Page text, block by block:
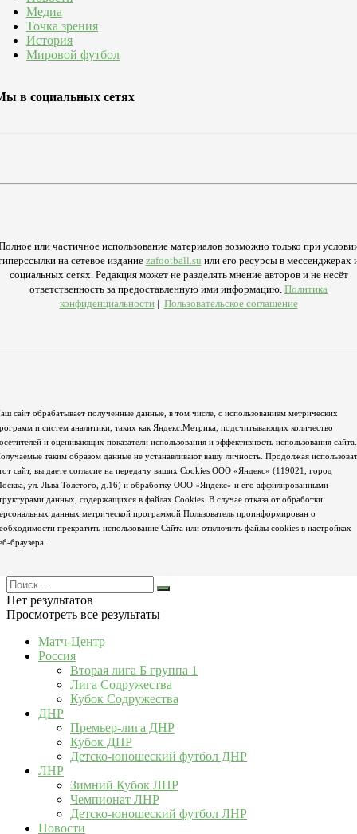
Медиа
Точка зрения
История
Мировой футбол
в социальных сетях
или частичное использование материалов возможно только при
на сетевое издание zafootball.su или его ресурсы в мессенджерах
социальных сетях. Редакция может не разделять мнение авторов и не несёт
ответственность за предоставленную ими информацию. Политика
конфиденциальности| Пользовательское соглашение
сайт обрабатывает полученные данные, в том числе, с использованием метрических
и систем аналитики, таких как Яндекс.Метрика, подсчитывающих количество
и оценивающих показатели использования и эффективность использования сайта.
таким образом данные не устанавливают вашу личность. Продолжая
сайт, вы даете согласие на передачу ваших Cookies ООО «Яндекс» (119021, город
ул. Льва Толстого, д.16) и обработку ООО «Яндекс» и его аффилированными
данных, содержащихся в файлах Cookies. В случае отказа от обработки
данных метрической программой Пользователь проинформирован о
прекратить использование Сайта или отключить файлы cookies в настройках
браузера.
Нет результатов
Просмотреть все результаты
Матч-Центр
Россия
Вторая лига Б группа 1
Лига Содружества
Кубок Содружества
ДНР
Премьер-лига ДНР
Кубок ДНР
Детско-юношеский футбол ДНР
ЛНР
Зимний Кубок ЛНР
Чемпионат ЛНР
Детско-юношеский футбол ЛНР
Новости